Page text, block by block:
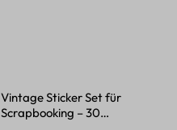
Vintage Sticker Set für
Scrapbooking – 30